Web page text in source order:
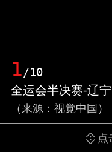
1/10
全运会半决赛-辽
（来源：视觉中国）
点